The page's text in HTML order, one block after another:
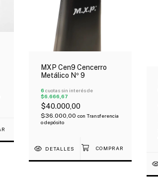
MXP Cen9 Cencerro
Metálico Nº 9
6 cuotas sin interés de
$6.666,67
$40.000,00
$36.000,00 con Transferencia
o depósito
DETALLES